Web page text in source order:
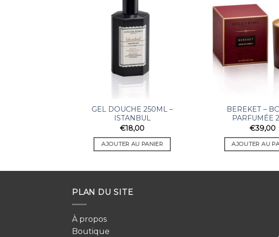
GEL DOUCHE 250ML –
ISTANBUL
€18,00
AJOUTER AU PANIER
BEREKET –
PARFUMÉE
€39,00
AJOUTER AU
PLAN DU SITE
À propos
Boutique